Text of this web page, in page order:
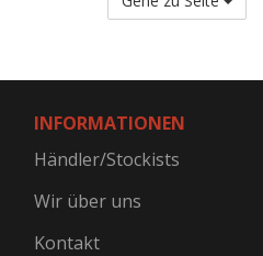
INFORMATIONEN
Händler/Stockists
Wir über uns
Kontakt